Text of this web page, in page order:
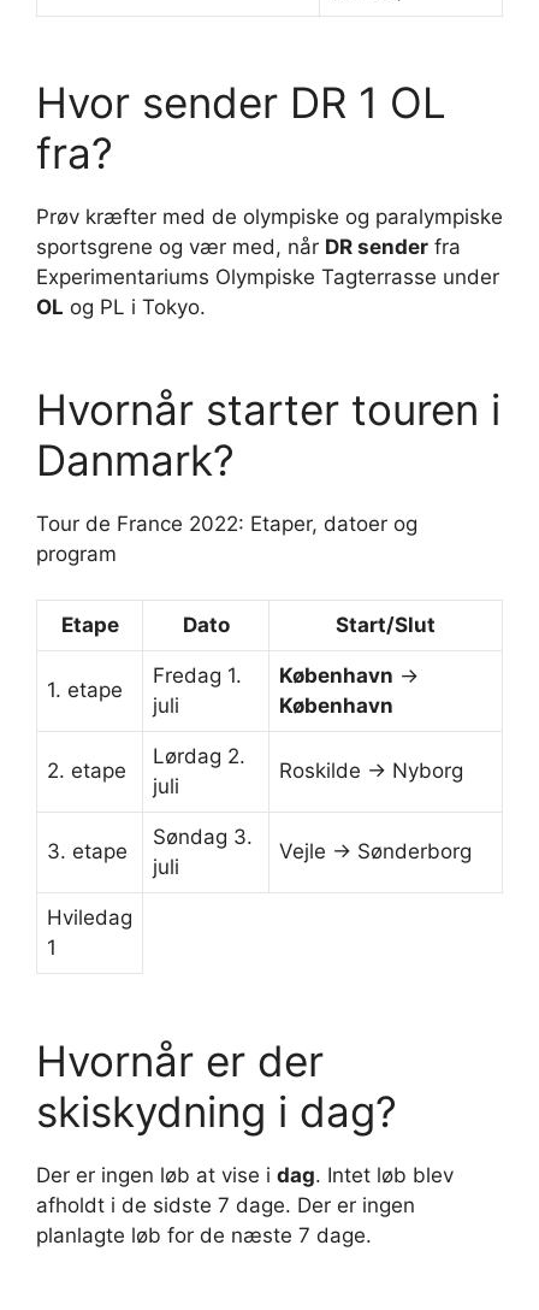
Hvor sender DR 1 OL
fra?
Prøv kræfter med de olympiske og paralympiske
sportsgrene og vær med, når DR sender fra
Experimentariums Olympiske Tagterrasse under
OL og PL i Tokyo.
Hvornår starter touren i
Danmark?
Tour de France 2022: Etaper, datoer og
program
Etape Dato Start/Slut
1. etape
Fredag 1.
juli
København ->
København
2. etape
Lørdag 2.
juli
Roskilde -> Nyborg
3. etape
Søndag 3.
juli
Vejle -> Sønderborg
Hviledag
1
Hvornår er der
skiskydning i dag?
Der er ingen løb at vise i dag. Intet løb blev
afholdt i de sidste 7 dage. Der er ingen
planlagte løb for de næste 7 dage.